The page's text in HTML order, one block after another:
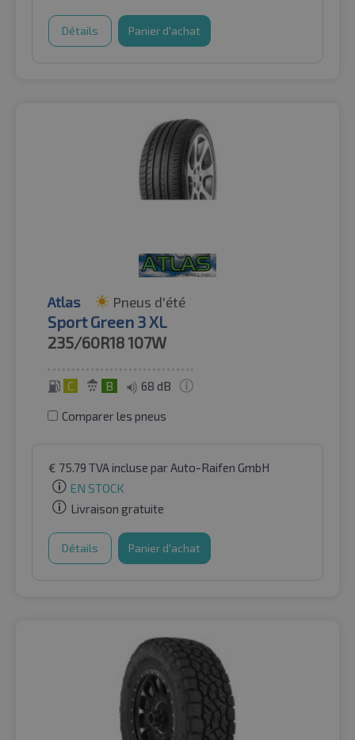
Détails Panier d'achat
Atlas Pneus d'été
Sport Green 3 XL
235/60R18107W
C B 68 dB
Comparer les pneus
€ 75.79 TVA incluse par Auto-Raifen GmbH
EN STOCK
Livraison gratuite
Détails Panier d'achat